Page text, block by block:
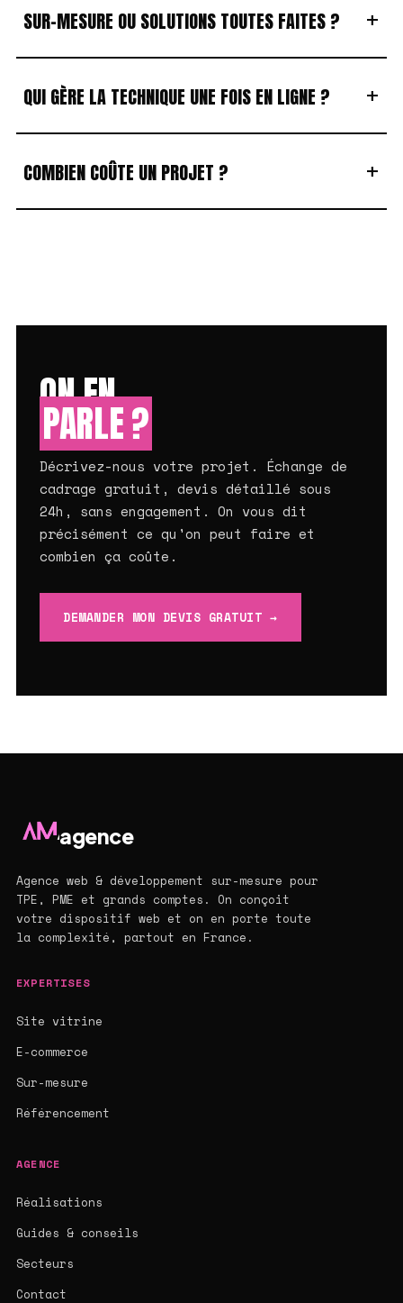
SUR-MESURE OU SOLUTIONS TOUTES FAITES ? +
QUI GÈRE LA TECHNIQUE UNE FOIS EN LIGNE ? +
COMBIEN COÛTE UN PROJET ? +
ON EN
PARLE ?
Décrivez-nous votre projet. Échange de
cadrage gratuit, devis détaillé sous
24h, sans engagement. On vous dit
précisément ce qu'on peut faire et
combien ça coûte.
DEMANDER MON DEVIS GRATUIT →
agence
Agence web & développement sur-mesure pour
TPE, PME et grands comptes. On conçoit
votre dispositif web et on en porte toute
la complexité, partout en France.
EXPERTISES
Site vitrine
E-commerce
Sur-mesure
Référencement
AGENCE
Réalisations
Guides & conseils
Secteurs
Contact